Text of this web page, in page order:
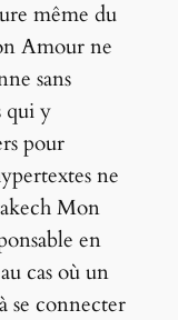
même du
Amour ne
sans
qui y
pour
ne
Mon
en
cas où un
se connecter